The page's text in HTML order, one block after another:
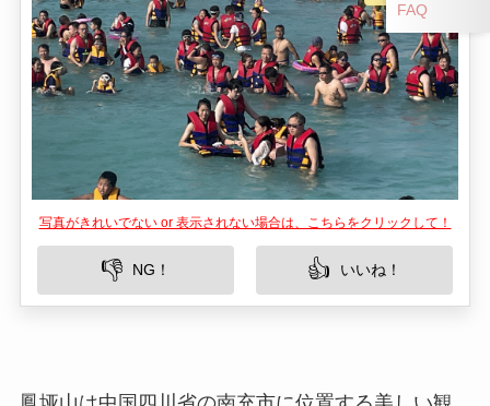
写真がきれいでない or 表示されない場合は、こちらをクリックして！
👎 NG！ 👍 いいね！
鳳垭山は中国四川省の南充市に位置する美しい観
光スポットです。この場所は、豊かな自然美と歴
史的背景を兼ね備えており、訪れる人々に多くの
スすることができます。登山道や展望台からは壮
FAQ